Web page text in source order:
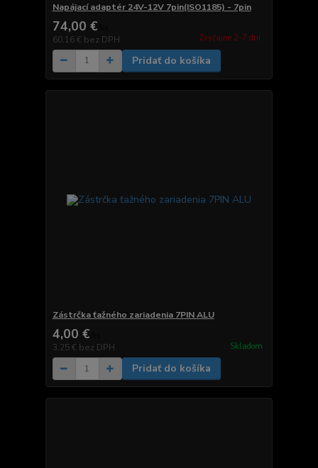
Napájací adaptér 24V-12V 7pin(ISO1185) - 7pin
74,00 €
60,16 € bez DPH Zvyčajne 2-7 dni.
Pridať do košíka
Zástrčka ťažného zariadenia 7PIN ALU
4,00 €
3,25 € bez DPH Skladom
Pridať do košíka